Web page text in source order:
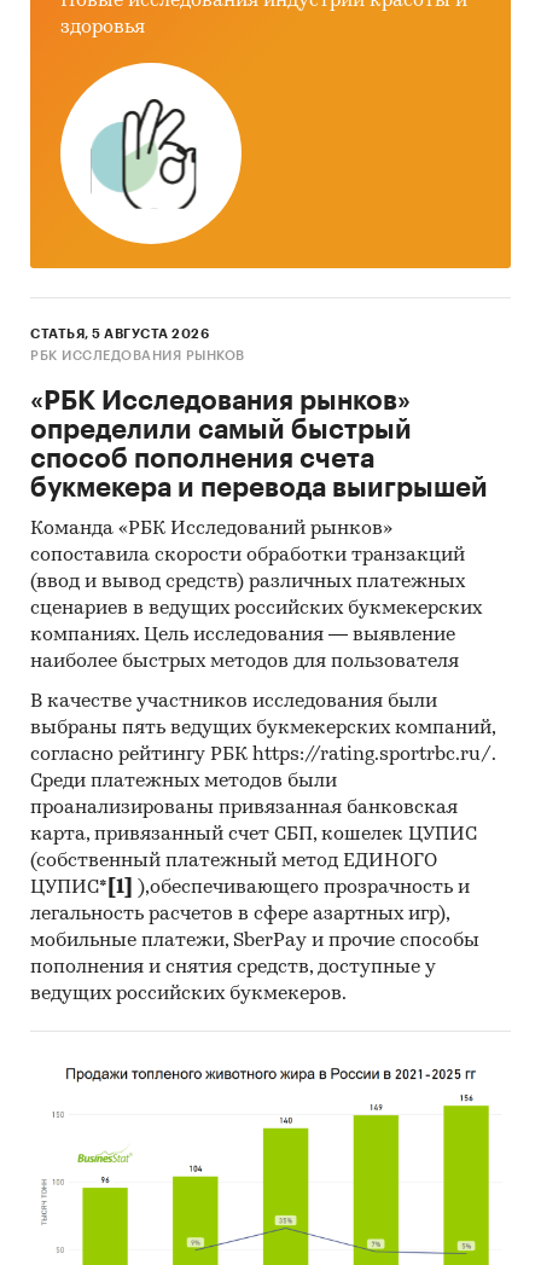
% выше уровня 2014г.
Лидером по продажам макаронных изделий в
2015 году стал Центральный федеральный
округ, его доля составила …%.
Категории: Потребительские товары
Продукты питания
Промышленность
Макароны
Россия
здоровья
СТАТЬЯ, 5 АВГУСТА 2026
РБК ИССЛЕДОВАНИЯ РЫНКОВ
«РБК Исследования рынков»
определили самый быстрый
способ пополнения счета
букмекера и перевода выигрышей
Команда «РБК Исследований рынков»
сопоставила скорости обработки транзакций
(ввод и вывод средств) различных платежных
сценариев в ведущих российских букмекерских
компаниях. Цель исследования — выявление
наиболее быстрых методов для пользователя
В качестве участников исследования были
выбраны пять ведущих букмекерских компаний,
согласно рейтингу РБК https://rating.sportrbc.ru/.
Среди платежных методов были
проанализированы привязанная банковская
карта, привязанный счет СБП, кошелек ЦУПИС
(собственный платежный метод ЕДИНОГО
ЦУПИС* [1]
),обеспечивающего прозрачность и
легальность расчетов в сфере азартных игр),
мобильные платежи, SberPay и прочие способы
пополнения и снятия средств, доступные у
ведущих российских букмекеров.